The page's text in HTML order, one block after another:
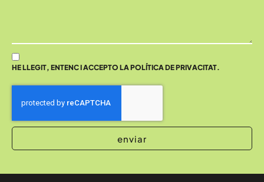
HE LLEGIT, ENTENC I ACCEPTO LA POLÍTICA DE PRIVACITAT.
enviar